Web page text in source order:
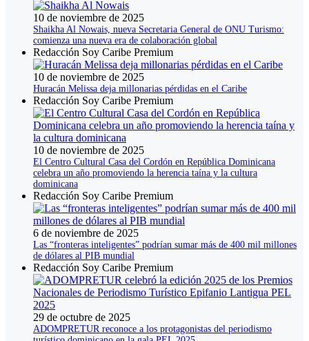
10 de noviembre de 2025
Shaikha Al Nowais, nueva Secretaria General de ONU Turismo:
comienza una nueva era de colaboración global
Redacción Soy Caribe Premium
10 de noviembre de 2025
Huracán Melissa deja millonarias pérdidas en el Caribe
Redacción Soy Caribe Premium
10 de noviembre de 2025
El Centro Cultural Casa del Cordón en República Dominicana
celebra un año promoviendo la herencia taína y la cultura
dominicana
Redacción Soy Caribe Premium
6 de noviembre de 2025
Las “fronteras inteligentes” podrían sumar más de 400 mil millones
de dólares al PIB mundial
Redacción Soy Caribe Premium
29 de octubre de 2025
ADOMPRETUR reconoce a los protagonistas del periodismo